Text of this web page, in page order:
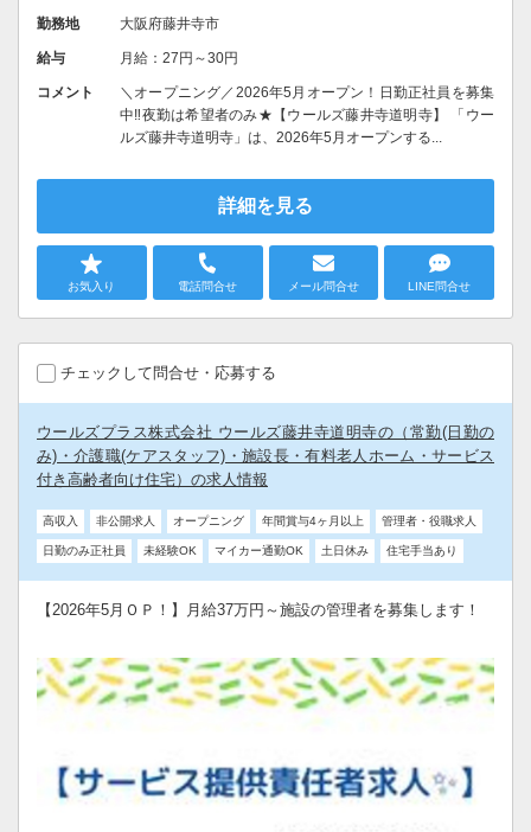
勤務地 大阪府藤井寺市
給与 月給：27円～30円
コメント
＼オープニング／2026年5月オープン！日勤正社員を募集
中‼夜勤は希望者のみ★【ウールズ藤井寺道明寺】 「ウー
ルズ藤井寺道明寺」は、2026年5月オープンする...
詳細を見る
お気入り 電話問合せ メール問合せ LINE問合せ
チェックして問合せ・応募する
ウールズプラス株式会社 ウールズ藤井寺道明寺の（常勤(日勤の
み)・介護職(ケアスタッフ)・施設長・有料老人ホーム・サービス
付き高齢者向け住宅）の求人情報
高収入 非公開求人 オープニング 年間賞与4ヶ月以上 管理者・役職求人
日勤のみ正社員 未経験OK マイカー通勤OK 土日休み 住宅手当あり
【2026年5月ＯＰ！】月給37万円～施設の管理者を募集します！